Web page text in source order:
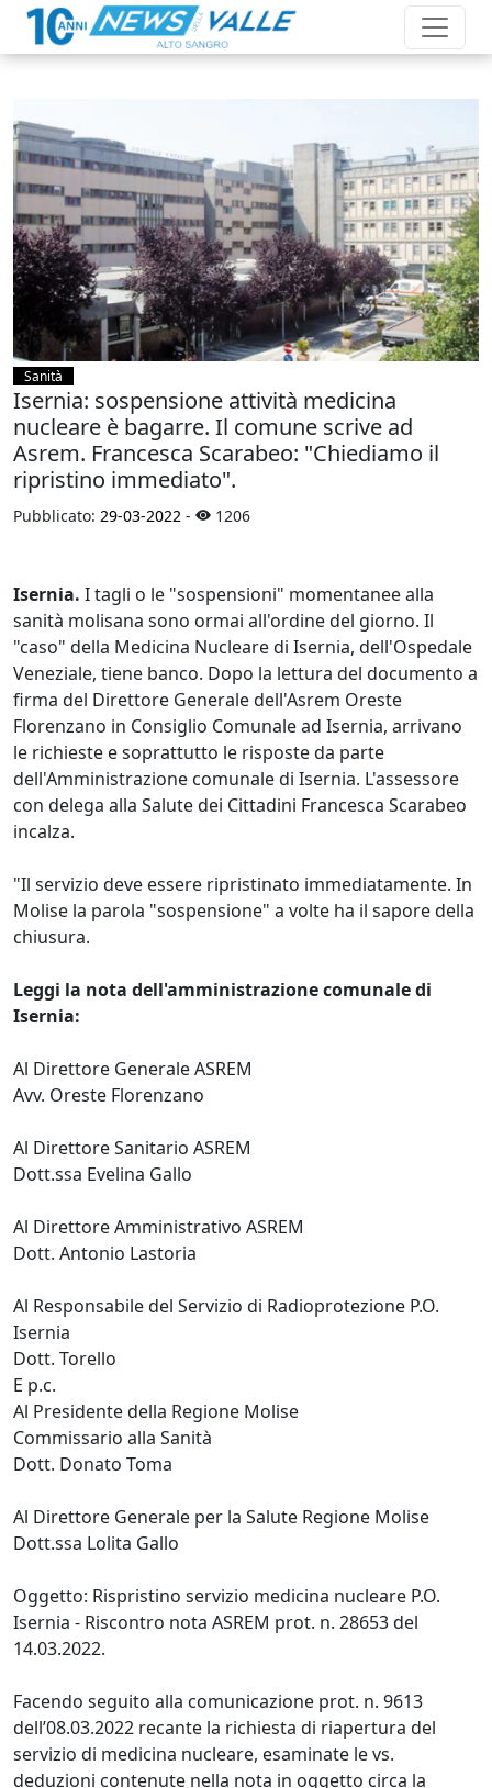
Sanità
Isernia: sospensione attività medicina
nucleare è bagarre. Il comune scrive ad
Asrem. Francesca Scarabeo: "Chiediamo il
ripristino immediato".
Pubblicato: 29-03-2022 - 1206
Isernia. I tagli o le "sospensioni" momentanee alla
sanità molisana sono ormai all'ordine del giorno. Il
"caso" della Medicina Nucleare di Isernia, dell'Ospedale
Veneziale, tiene banco. Dopo la lettura del documento a
firma del Direttore Generale dell'Asrem Oreste
Florenzano in Consiglio Comunale ad Isernia, arrivano
le richieste e soprattutto le risposte da parte
dell'Amministrazione comunale di Isernia. L'assessore
con delega alla Salute dei Cittadini Francesca Scarabeo
incalza.
"Il servizio deve essere ripristinato immediatamente. In
Molise la parola "sospensione" a volte ha il sapore della
chiusura.
Leggi la nota dell'amministrazione comunale di
Isernia:
Al Direttore Generale ASREM
Avv. Oreste Florenzano
Al Direttore Sanitario ASREM
Dott.ssa Evelina Gallo
Al Direttore Amministrativo ASREM
Dott. Antonio Lastoria
Al Responsabile del Servizio di Radioprotezione P.O.
Isernia
Dott. Torello
E p.c.
Al Presidente della Regione Molise
Commissario alla Sanità
Dott. Donato Toma
Al Direttore Generale per la Salute Regione Molise
Dott.ssa Lolita Gallo
Oggetto: Rispristino servizio medicina nucleare P.O.
Isernia - Riscontro nota ASREM prot. n. 28653 del
14.03.2022.
Facendo seguito alla comunicazione prot. n. 9613
dell’08.03.2022 recante la richiesta di riapertura del
servizio di medicina nucleare, esaminate le vs.
deduzioni contenute nella nota in oggetto circa la